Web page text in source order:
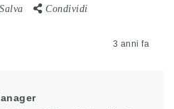
Salva Condividi
3 anni fa